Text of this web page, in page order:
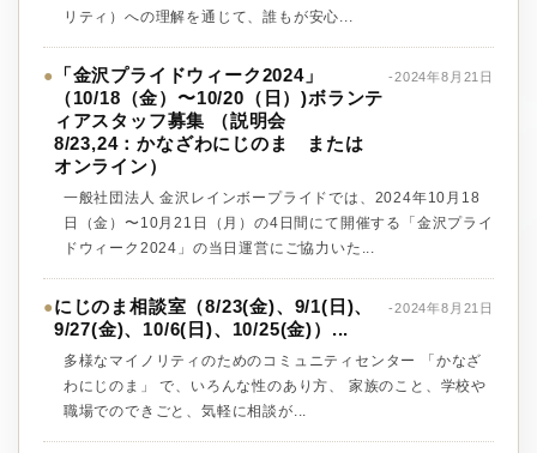
リティ）への理解を通じて、誰もが安心...
●
「金沢プライドウィーク2024」
（10/18（金）〜10/20（日）)ボランテ
ィアスタッフ募集 （説明会
8/23,24：かなざわにじのま または
オンライン）
-2024年8月21日
一般社団法人 金沢レインボープライドでは、2024年10月18
日（金）〜10月21日（月）の4日間にて開催する「金沢プライ
ドウィーク2024」の当日運営にご協力いた...
●にじのま相談室（8/23(金)、9/1(日)、
9/27(金)、10/6(日)、10/25(金)）...
-2024年8月21日
多様なマイノリティのためのコミュニティセンター 「かなざ
わにじのま」 で、いろんな性のあり方、 家族のこと、学校や
職場でのできごと、気軽に相談が...